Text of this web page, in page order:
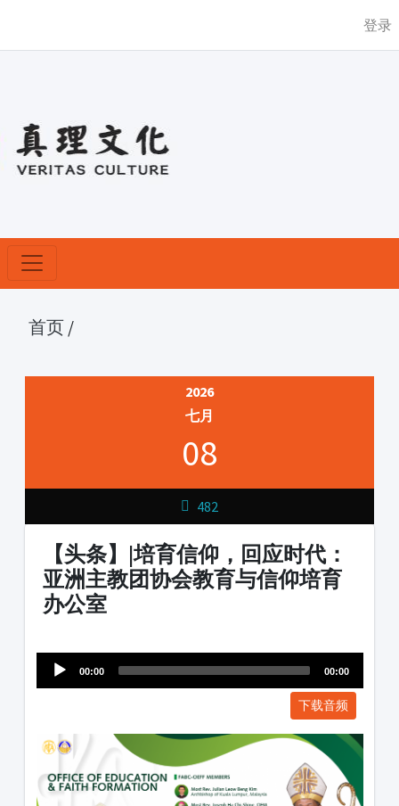
登录
首页 /
2026
七月
08
482
【头条】|培育信仰，回应时代：
亚洲主教团协会教育与信仰培育
办公室
Player
00:00 00:00
下载音频